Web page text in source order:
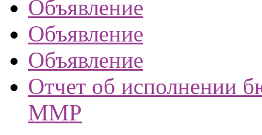
Объявление
Объявление
Объявление
Отчет об исполнении
ММР